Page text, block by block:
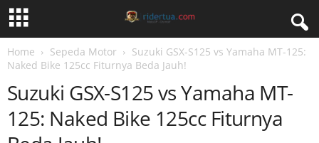
Home Sepeda Motor
Suzuki GSX-S125 vs Yamaha MT-125:
Naked Bike 125cc Fiturnya Beda Jauh!
Suzuki GSX-S125 vs Yamaha MT-
125: Naked Bike 125cc Fiturnya